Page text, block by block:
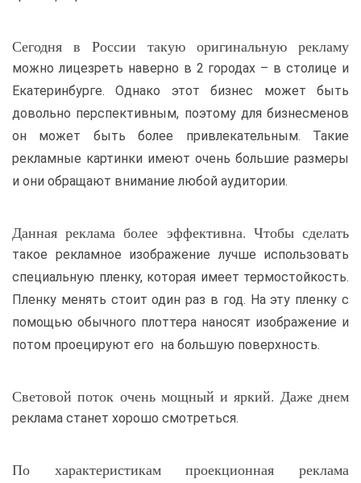
Сегодня в России такую оригинальную рекламу
можно лицезреть наверно в 2 городах – в столице и
Екатеринбурге. Однако этот бизнес может быть
довольно перспективным, поэтому для бизнесменов
он может быть более привлекательным. Такие
рекламные картинки имеют очень большие размеры
и они обращают внимание любой аудитории.
Данная реклама более эффективна. Чтобы сделать
такое рекламное изображение лучше использовать
специальную пленку, которая имеет термостойкость.
Пленку менять стоит один раз в год. На эту пленку с
помощью обычного плоттера наносят изображение и
потом проецируют его на большую поверхность.
Световой поток очень мощный и яркий. Даже днем
реклама станет хорошо смотреться.
По характеристикам проекционная реклама